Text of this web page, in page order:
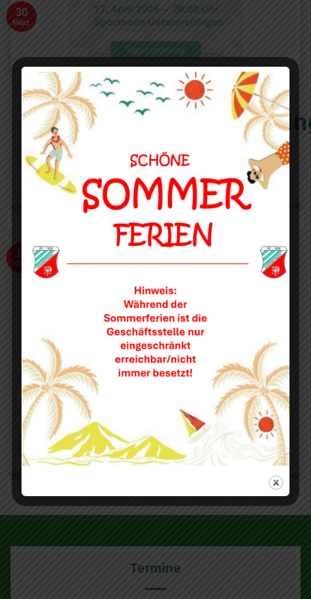
2026
30
März
Auf die Spenden,
Ab jetzt gibt es wieder die Möglichkeit beim EDEKA-
Einkauf etwas für den SV Untermeitingen zu tun.
März
Termine